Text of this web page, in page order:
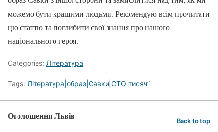
можемо бути кращими людьми. Рекомендую всім прочитати
цю статтю та поглибити свої знання про нашого
національного героя.
Categories: Література
Tags: Література|образ|Савки|СТО|тисяч”
Оголошення Львів Back to top